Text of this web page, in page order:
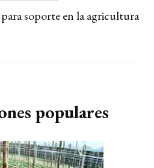
soporte en la agricultura
populares